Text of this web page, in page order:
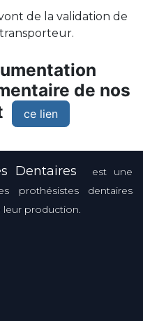
de la validation de
de nos
ce lien
Dentaires
est une
prothésistes dentaires
production.